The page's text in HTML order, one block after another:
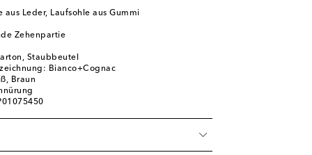
aus Leder, Laufsohle aus Gummi
Zehenpartie
Staubbeutel
Bianco+Cognac
Braun